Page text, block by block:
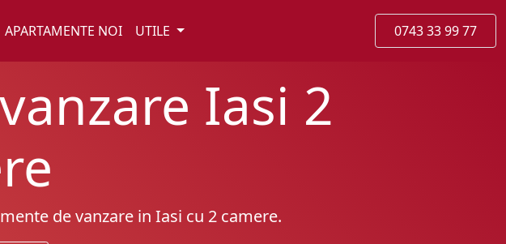
APARTAMENTE NOI UTILE 0743 33 99 77
Iasi 2
de vanzare in Iasi cu 2 camere.